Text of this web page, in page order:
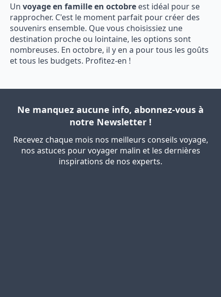
Un voyage en famille en octobre est idéal pour se
rapprocher. C'est le moment parfait pour créer des
souvenirs ensemble. Que vous choisissiez une
destination proche ou lointaine, les options sont
nombreuses. En octobre, il y en a pour tous les goûts
et tous les budgets. Profitez-en !
Ne manquez aucune info, abonnez-vous à
notre Newsletter !
Recevez chaque mois nos meilleurs conseils voyage,
nos astuces pour voyager malin et les dernières
inspirations de nos experts.